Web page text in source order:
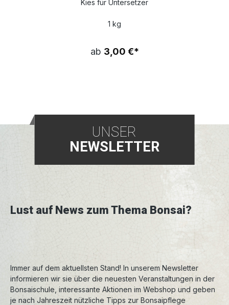
Kies für Untersetzer
1 kg
ab 3,00 €*
UNSER
NEWSLETTER
Lust auf News zum Thema Bonsai?
Immer auf dem aktuellsten Stand! In unserem Newsletter
informieren wir sie über die neuesten Veranstaltungen in der
Bonsaischule, interessante Aktionen im Webshop und geben
je nach Jahreszeit nützliche Tipps zur Bonsaipflege